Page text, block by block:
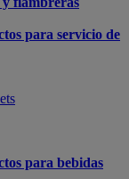
para servicio de
para bebidas